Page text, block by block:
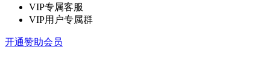
VIP专属客服
VIP用户专属群
开通赞助会员